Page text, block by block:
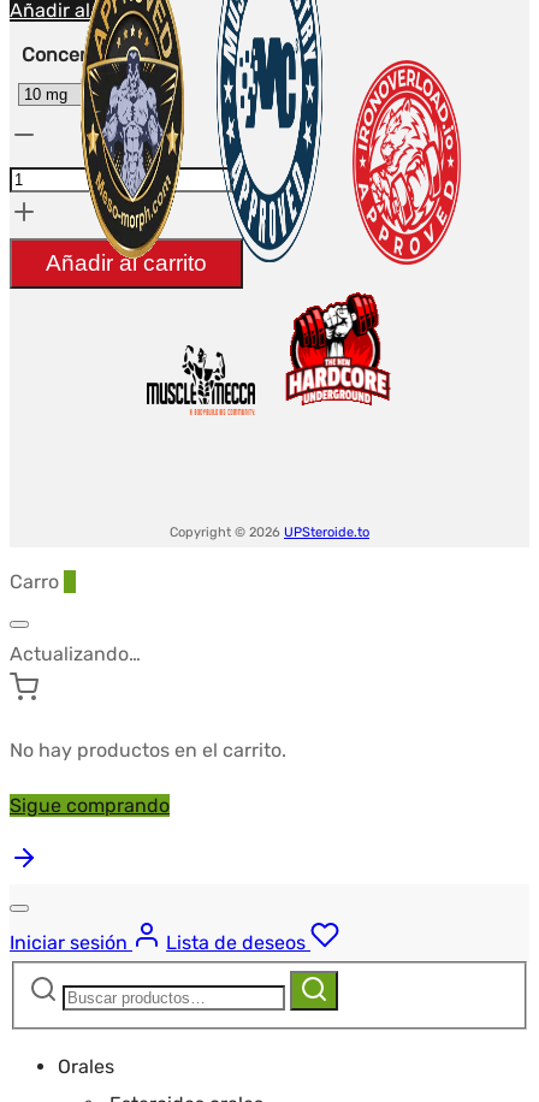
Añadir al carrito
Concentración
Cantidad
BPC
TB
Añadir al carrito
Copyright © 2026 UPSteroide.to
Carro
Actualizando…
No hay productos en el carrito.
Sigue comprando
Iniciar sesión
Lista de deseos
Buscar:
Buscar
Orales